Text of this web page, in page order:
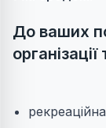
До ваших